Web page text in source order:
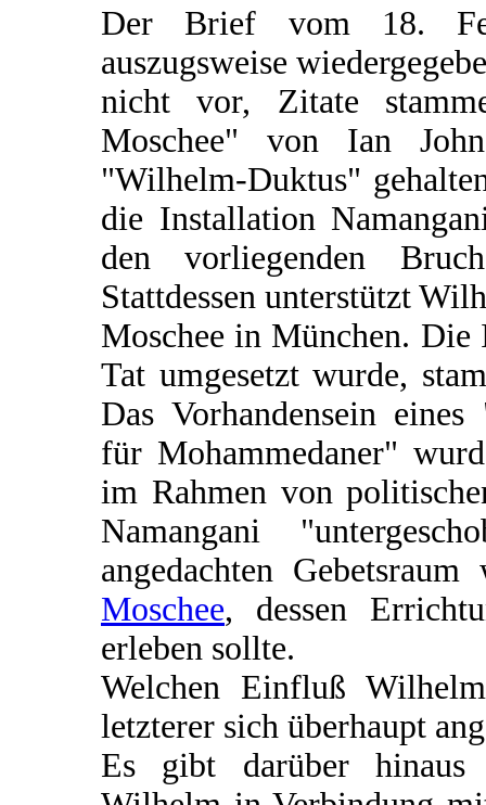
Der Brief vom 18.
auszugsweise
nicht vor, Zitate
Moschee" von Ian
"Wilhelm-Duktus"
die Installation
den vorliegenden
Stattdessen unterstützt
Moschee in München.
Tat umgesetzt wurde,
Das Vorhandensein eines
für Mohammedaner"
im Rahmen von
Namangani
angedachten
Moschee, dessen
erleben sollte.
Welchen Einfluß
letzterer sich überhaupt
Es gibt darüber hinaus